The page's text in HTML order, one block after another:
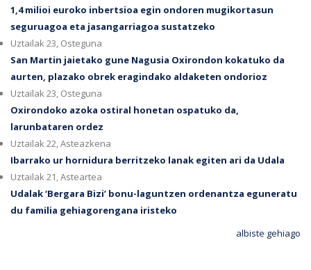
1,4 milioi euroko inbertsioa egin ondoren mugikortasun
seguruagoa eta jasangarriagoa sustatzeko
Uztailak 23, Osteguna
San Martin jaietako gune Nagusia Oxirondon kokatuko da
aurten, plazako obrek eragindako aldaketen ondorioz
Uztailak 23, Osteguna
Oxirondoko azoka ostiral honetan ospatuko da,
larunbataren ordez
Uztailak 22, Asteazkena
Ibarrako ur hornidura berritzeko lanak egiten ari da Udala
Uztailak 21, Asteartea
Udalak ‘Bergara Bizi’ bonu-laguntzen ordenantza eguneratu
du familia gehiagorengana iristeko
albiste gehiago